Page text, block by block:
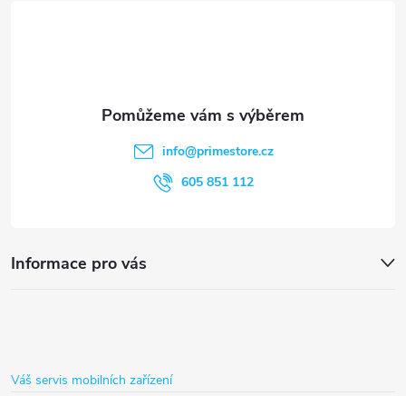
Informace pro vás
info@primestore.cz
605 851 112
Váš servis mobilních zařízení